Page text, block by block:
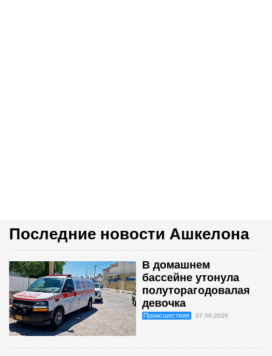
Последние новости Ашкелона
В домашнем
бассейне утонула
полуторагодовалая
девочка
Происшествия 07.08.2026